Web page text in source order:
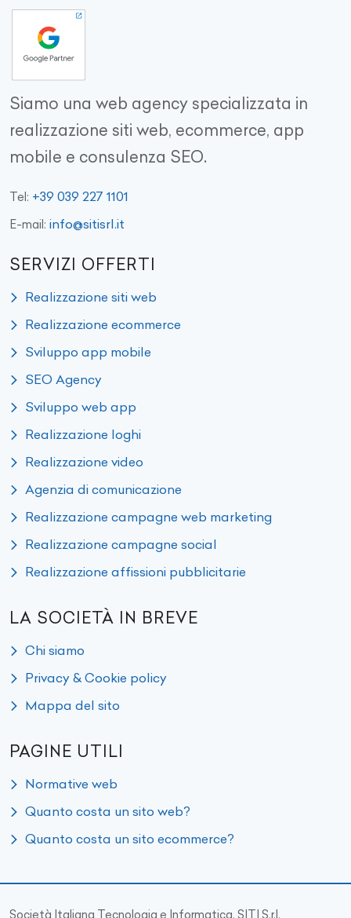
Siamo una web agency specializzata in
realizzazione siti web, ecommerce, app
mobile e consulenza SEO.
Tel: +39 039 227 1101
E-mail: info@sitisrl.it
SERVIZI OFFERTI
Realizzazione siti web
Realizzazione ecommerce
Sviluppo app mobile
SEO Agency
Sviluppo web app
Realizzazione loghi
Realizzazione video
Agenzia di comunicazione
Realizzazione campagne web marketing
Realizzazione campagne social
Realizzazione affissioni pubblicitarie
LA SOCIETÀ IN BREVE
Chi siamo
Privacy & Cookie policy
Mappa del sito
PAGINE UTILI
Normative web
Quanto costa un sito web?
Quanto costa un sito ecommerce?
Società Italiana Tecnologia e Informatica, SITI S.r.l.